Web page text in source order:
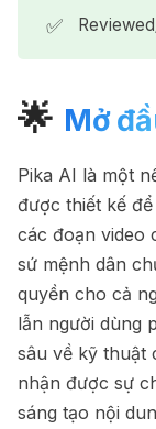
✅
🌟 Mở
Pika AI là một
được thiết kế
các đoạn video
sứ mệnh dân
quyền cho cả
lẫn người dùng
sâu về kỹ thuật
nhận được sự
sáng tạo nội